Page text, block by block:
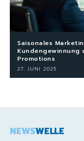
Saisonales
Promotions
27. JUNI 2025
NEWSWELLE